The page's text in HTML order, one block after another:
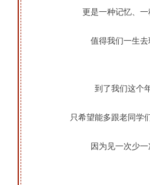
更是一种记忆、 一
值得我们一生去
到了我们这个
只希望能多跟老同学
因为见一次少一